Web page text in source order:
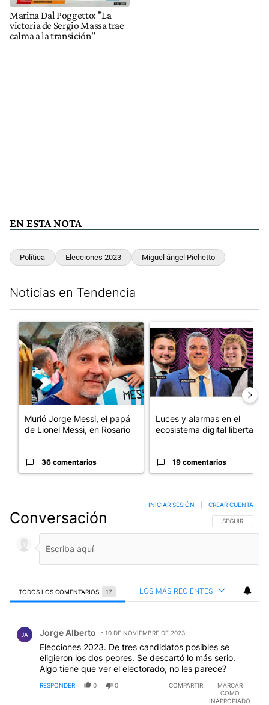
Marina Dal Poggetto: "La
victoria de Sergio Massa trae
calma a la transición"
EN ESTA NOTA
Política Elecciones 2023 Miguel ángel Pichetto
Noticias en Tendencia
Un artículo de tendencia con el título "Murió Jorge Messi, el
Murió Jorge Messi, el papá
de Lionel Messi, en Rosario
36 comentarios
Un artículo de tendencia con
Luces y alarmas en el
ecosistema digital libertario
19 comentarios
Conversación SIGA ESTA
SEGUIR
INICIAR SESIÓN CREAR CUENTA
TODOS LOS COMENTARIOS 17 LOS MÁS RECIENTES
JA Jorge Alberto 10 DE NOVIEMBRE DE 2023
Elecciones 2023. De tres candidatos posibles se
eligieron los dos peores. Se descartó lo más serio.
Algo tiene que ver el electorado, no les parece?
RESPONDER 0 0 COMPARTIR
MARCAR
COMO
INAPROPIADO